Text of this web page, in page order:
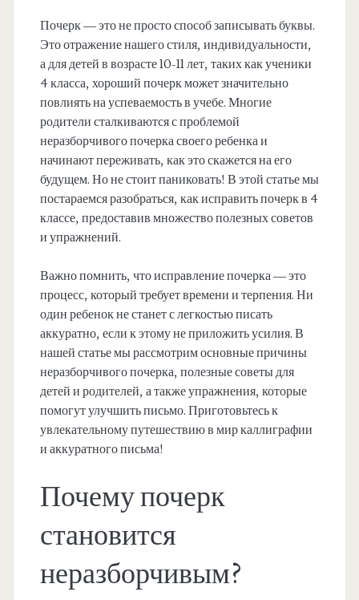
Почерк — это не просто способ записывать буквы.
Это отражение нашего стиля, индивидуальности,
а для детей в возрасте 10-11 лет, таких как ученики
4 класса, хороший почерк может значительно
повлиять на успеваемость в учебе. Многие
родители сталкиваются с проблемой
неразборчивого почерка своего ребенка и
начинают переживать, как это скажется на его
будущем. Но не стоит паниковать! В этой статье мы
постараемся разобраться, как исправить почерк в 4
классе, предоставив множество полезных советов
и упражнений.
Важно помнить, что исправление почерка — это
процесс, который требует времени и терпения. Ни
один ребенок не станет с легкостью писать
аккуратно, если к этому не приложить усилия. В
нашей статье мы рассмотрим основные причины
неразборчивого почерка, полезные советы для
детей и родителей, а также упражнения, которые
помогут улучшить письмо. Приготовьтесь к
увлекательному путешествию в мир каллиграфии
и аккуратного письма!
Почему почерк
становится
неразборчивым?